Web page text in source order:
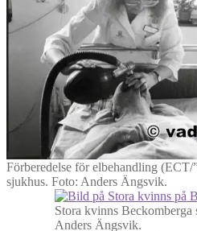
Förberedelse för elbehandling (ECT/
sjukhus. Foto: Anders Ängsvik.
Stora kvinns Beckomberga
Anders Ängsvik.